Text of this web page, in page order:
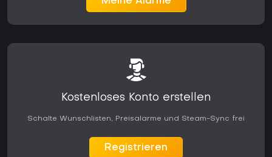
Kostenloses Konto erstellen
Schalte Wunschlisten, Preisalarme und Steam-Sync frei
Registrieren